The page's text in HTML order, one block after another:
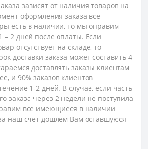
зависят от наличия товаров на
оформления заказа все
есть в наличии, то мы оправим
– 2 дней после оплаты. Если
отсутствует на складе, то
доставки заказа может составить 4
доставлять заказы клиентам
и 90% заказов клиентов
1-2 дней. В случае, если часть
заказа через 2 недели не поступила
все имеющиеся в наличии
наш счет дошлем Вам оставшуюся